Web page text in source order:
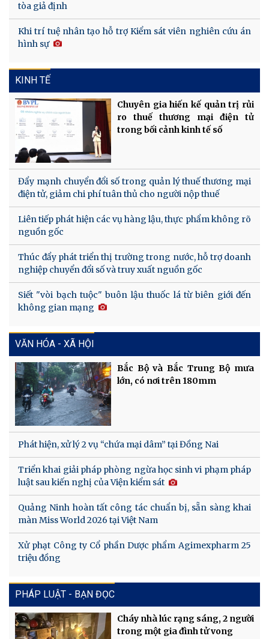
tòa giả định
Khi trí tuệ nhân tạo hỗ trợ Kiểm sát viên nghiên cứu án
hình sự
KINH TẾ
Chuyên gia hiến kế quản trị rủi
ro thuế thương mại điện tử
trong bối cảnh kinh tế số
Đẩy mạnh chuyển đổi số trong quản lý thuế thương mại
điện tử, giảm chi phí tuân thủ cho người nộp thuế
Liên tiếp phát hiện các vụ hàng lậu, thực phẩm không rõ
nguồn gốc
Thúc đẩy phát triển thị trường trong nước, hỗ trợ doanh
nghiệp chuyển đổi số và truy xuất nguồn gốc
Siết "vòi bạch tuộc" buôn lậu thuốc lá từ biên giới đến
không gian mạng
VĂN HÓA - XÃ HỘI
Bắc Bộ và Bắc Trung Bộ mưa
lớn, có nơi trên 180mm
Phát hiện, xử lý 2 vụ “chứa mại dâm” tại Đồng Nai
Triển khai giải pháp phòng ngừa học sinh vi phạm pháp
luật sau kiến nghị của Viện kiểm sát
Quảng Ninh hoàn tất công tác chuẩn bị, sẵn sàng khai
màn Miss World 2026 tại Việt Nam
Xử phạt Công ty Cổ phần Dược phẩm Agimexpharm 25
triệu đồng
PHÁP LUẬT - BẠN ĐỌC
Cháy nhà lúc rạng sáng, 2 người
trong một gia đình tử vong